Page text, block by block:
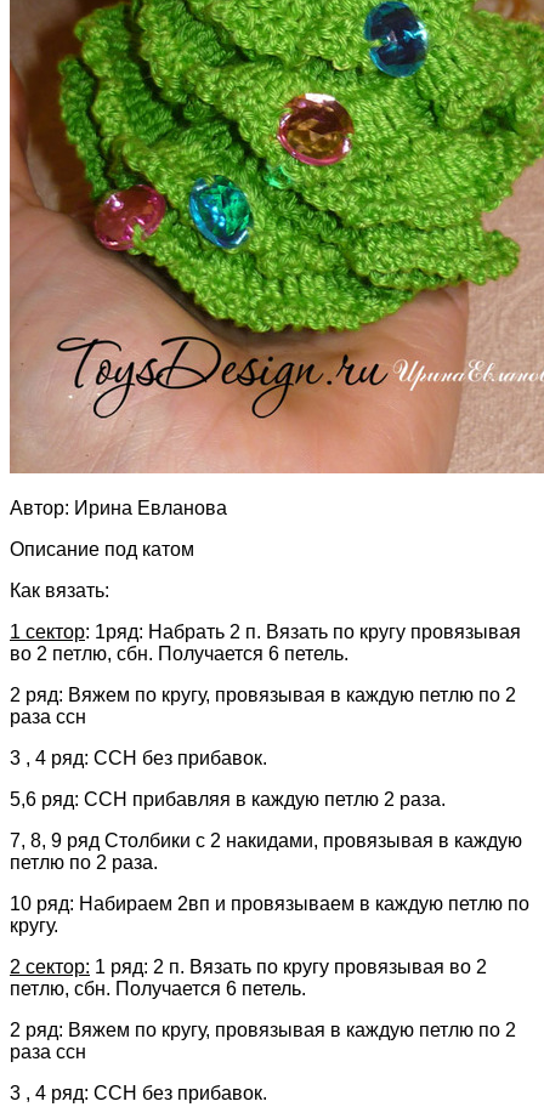
Автор: Ирина Евланова
Описание под катом
Как вязать:
1 сектор: 1ряд: Набрать 2 п. Вязать по кругу провязывая
во 2 петлю, сбн. Получается 6 петель.
2 ряд: Вяжем по кругу, провязывая в каждую петлю по 2
раза ссн
3 , 4 ряд: ССН без прибавок.
5,6 ряд: ССН прибавляя в каждую петлю 2 раза.
7, 8, 9 ряд Столбики с 2 накидами, провязывая в каждую
петлю по 2 раза.
10 ряд: Набираем 2вп и провязываем в каждую петлю по
кругу.
2 сектор: 1 ряд: 2 п. Вязать по кругу провязывая во 2
петлю, сбн. Получается 6 петель.
2 ряд: Вяжем по кругу, провязывая в каждую петлю по 2
раза ссн
3 , 4 ряд: ССН без прибавок.